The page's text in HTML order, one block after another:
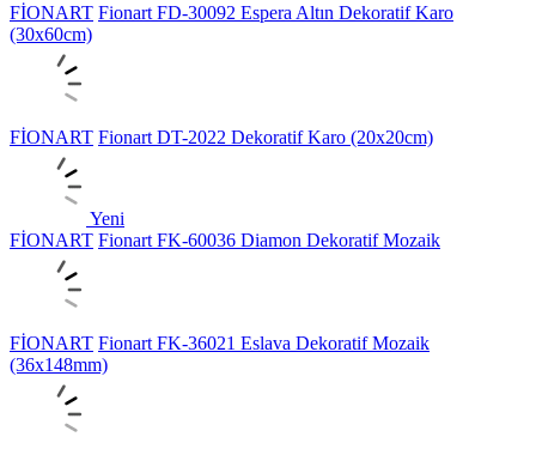
FİONART Fionart FD-30092 Espera Altın Dekoratif Karo
(30x60cm)
FİONART Fionart DT-2022 Dekoratif Karo (20x20cm)
Yeni
FİONART Fionart FK-60036 Diamon Dekoratif Mozaik
FİONART Fionart FK-36021 Eslava Dekoratif Mozaik
(36x148mm)